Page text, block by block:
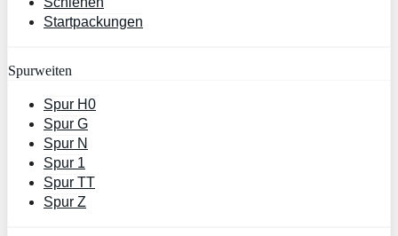
Startpackungen
Spurweiten
Spur H0
Spur G
Spur N
Spur 1
Spur TT
Spur Z